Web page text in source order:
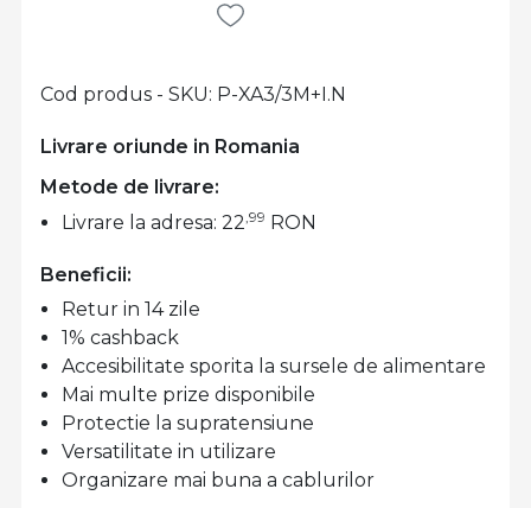
Livrare oriunde in Romania
Cod produs - SKU P-XA3/3M+I.N
Metode de livrare:
Livrare la adresa: 22,99 RON
Beneficii:
Retur in 14 zile
1% cashback
Accesibilitate sporita la sursele de alimentare
Mai multe prize disponibile
Protectie la supratensiune
Versatilitate in utilizare
Organizare mai buna a cablurilor